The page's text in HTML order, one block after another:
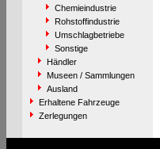
Chemieindustrie
Rohstoffindustrie
Umschlagbetriebe
Sonstige
Händler
Museen / Sammlungen
Ausland
Erhaltene Fahrzeuge
Zerlegungen